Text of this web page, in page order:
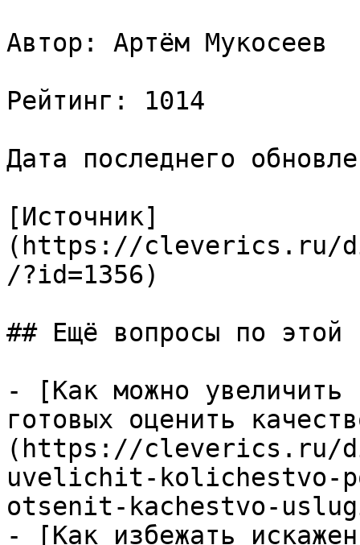
Автор: Артём Мукосеев
Рейтинг: 1014
Дата последнего
[Источник]
(https://cleverics.ru/
/?id=1356)
## Ещё вопросы по этой
- [Как можно увеличить
готовых оценить
(https://cleverics.ru/
uvelichit-kolichestvo-
otsenit-kachestvo-
- [Как избежать